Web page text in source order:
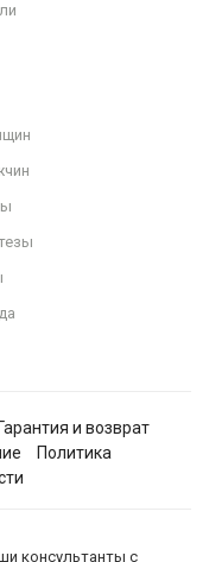
Гарантия и возврат
Политика
консультанты с